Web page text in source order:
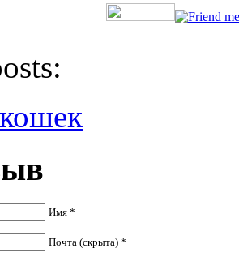
Имя *
Почта (скрыта) *